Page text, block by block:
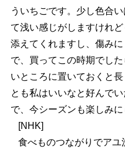
ういちごです。少し色合
て浅い感じがしますけれ
添えてくれますし、傷み
で、買ってこの時期でし
いところに置いておくと
とも私はいいなと好んで
で、今シーズンも楽しみに
[NHK]
食べものつながりでアユ